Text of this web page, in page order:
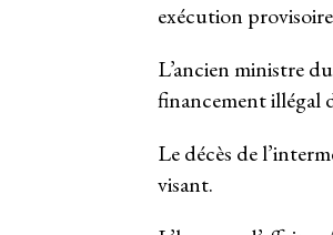
exécution
L’ancien ministre
financement illégal
Le décès de
visant.